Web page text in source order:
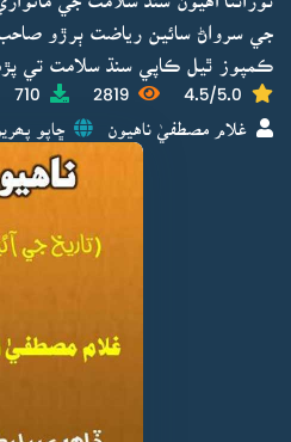
جي سرواڻ سائين رياضت ٻرڙو
ڪمپوز ٿيل ڪاپي سنڌ سلامت تي
4.5/5.0
2819
710
غلام مصطفيٰ ناهيون ڇاپو